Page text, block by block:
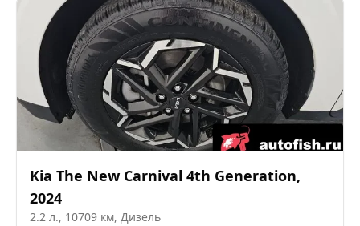
Kia The New Carnival 4th Generation,
2024
2.2 л., 10709 км, Дизель